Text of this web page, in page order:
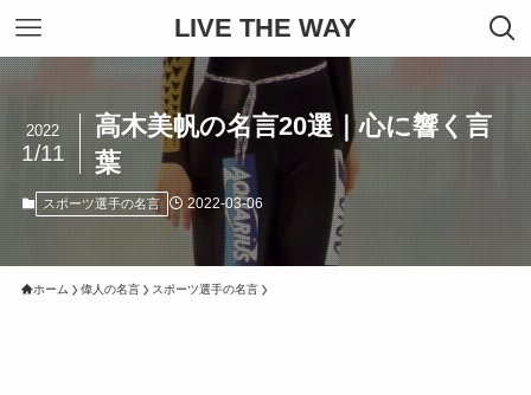
LIVE THE WAY
高木美帆の名言20選｜心に響く言
葉
2022
1/11
スポーツ選手の名言 2022-03-06
ホーム 偉人の名言 スポーツ選手の名言